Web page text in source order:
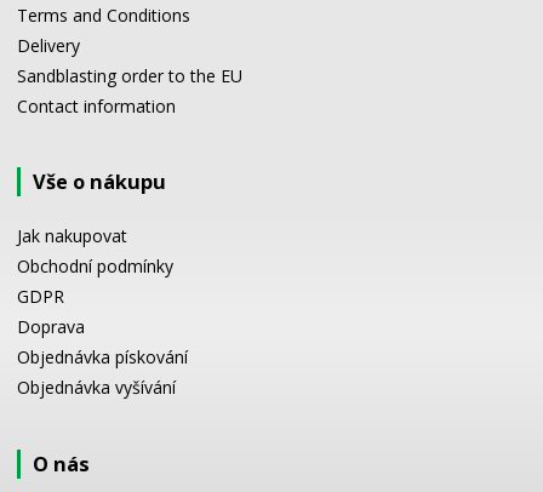
Terms and Conditions
Delivery
Sandblasting order to the EU
Contact information
Vše o nákupu
Jak nakupovat
Obchodní podmínky
GDPR
Doprava
Objednávka pískování
Objednávka vyšívání
O nás